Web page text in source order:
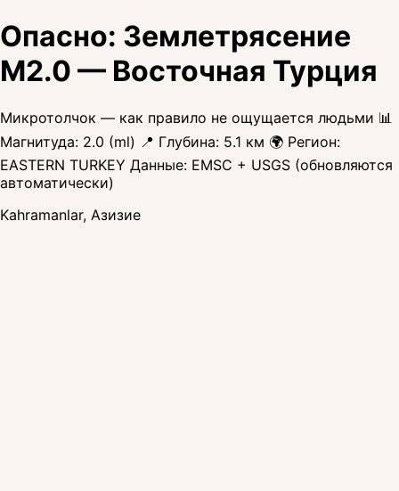
Опасно: Землетрясение
M2.0 — Восточная Турция
Микротолчок — как правило не ощущается людьми 📊
Магнитуда: 2.0 (ml) 📍 Глубина: 5.1 км 🌍 Регион:
EASTERN TURKEY Данные: EMSC + USGS (обновляются
автоматически)
Kahramanlar, Азизие